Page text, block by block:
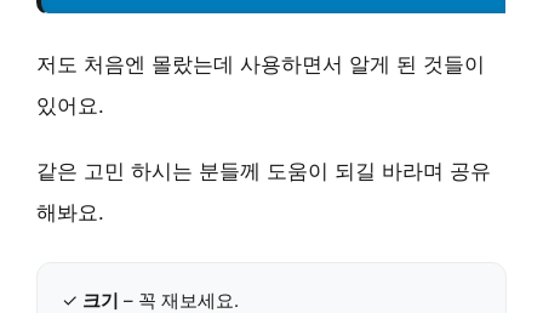
저도 처음엔 몰랐는데 사용하면서 알게 된 것들이
있어요.
같은 고민 하시는 분들께 도움이 되길 바라며 공유
해봐요.
✓ 크기 – 꼭 재보세요.